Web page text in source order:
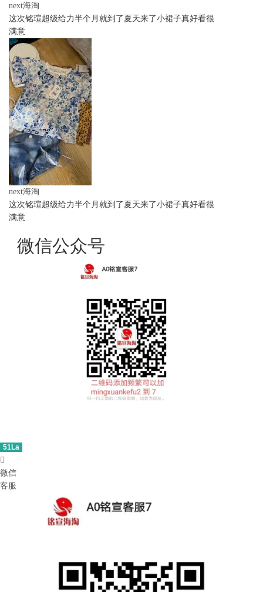
next海淘
这次铭瑄超级给力半个月就到了夏天来了小裙子真好看很
满意
next海淘
这次铭瑄超级给力半个月就到了夏天来了小裙子真好看很
满意
微信公众号
51La

微信
客服